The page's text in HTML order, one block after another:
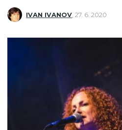
IVAN IVANOV 27. 6. 2020